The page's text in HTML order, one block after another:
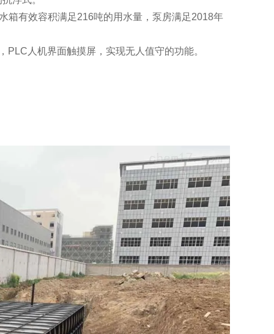
箱有效容积满足216吨的用水量，泵房满足2018年
人机界面触摸屏，实现无人值守的功能。